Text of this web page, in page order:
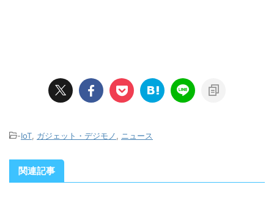
-IoT, ガジェット・デジモノ, ニュース
関連記事